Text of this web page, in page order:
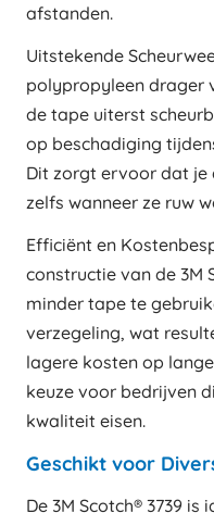
afstanden.
Uitstekende
polypropyleen drager
de tape uiterst
op beschadiging
Dit zorgt ervoor dat je
zelfs wanneer ze ruw
Efficiënt en
constructie van de 3M
minder tape te
verzegeling, wat
lagere kosten op
keuze voor bedrijven
kwaliteit eisen.
Geschikt voor
De 3M Scotch® 3739